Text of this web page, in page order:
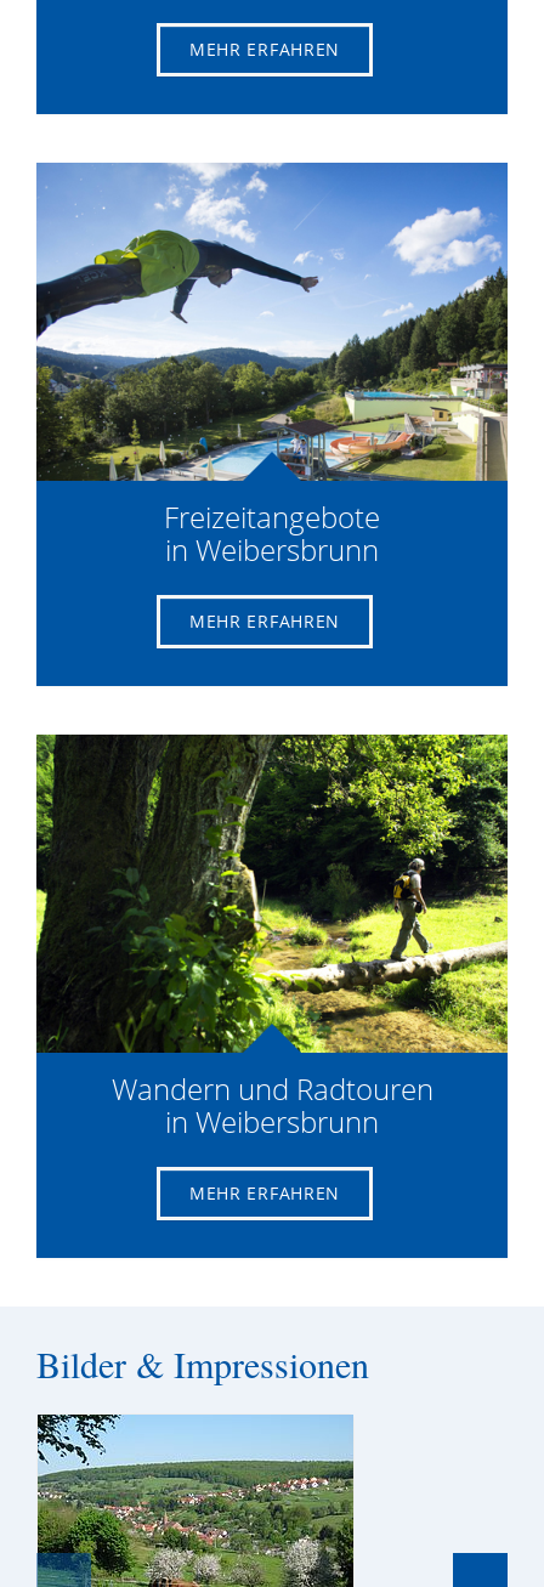
MEHR ERFAHREN
Freizeitangebote
in Weibersbrunn
MEHR ERFAHREN
Wandern und Radtouren
in Weibersbrunn
MEHR ERFAHREN
Bilder & Impressionen